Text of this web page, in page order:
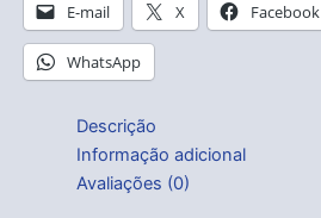
E-mail X Facebook
WhatsApp
Descrição
Informação adicional
Avaliações (0)